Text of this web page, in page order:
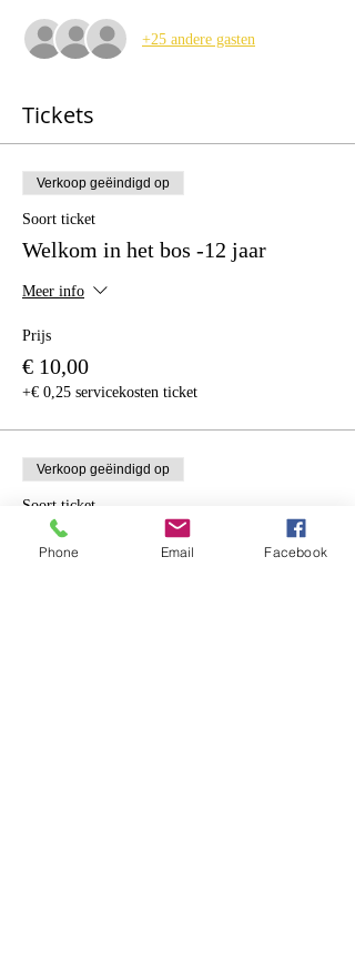
+25 andere gasten
Tickets
Verkoop geëindigd op
Soort ticket
Welkom in het bos -12 jaar
Meer info
Prijs
€ 10,00
+€ 0,25 servicekosten ticket
Verkoop geëindigd op
Soort ticket
Welkom in het bos - volwassen
Phone Email Facebook